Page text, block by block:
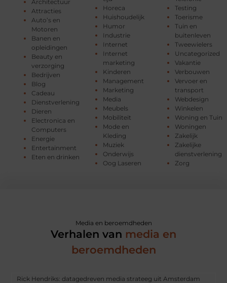
Architectuur
Attracties
Auto’s en
Motoren
Banen en
opleidingen
Beauty en
verzorging
Bedrijven
Blog
Cadeau
Dienstverlening
Dieren
Electronica en
Computers
Energie
Entertainment
Eten en drinken
Horeca
Huishoudelijk
Humor
Industrie
Internet
Internet
marketing
Kinderen
Management
Marketing
Media
Meubels
Mobiliteit
Mode en
Kleding
Muziek
Onderwijs
Oog Laseren
Testing
Toerisme
Tuin en
buitenleven
Tweewielers
Uncategorized
Vakantie
Verbouwen
Vervoer en
transport
Webdesign
Winkelen
Woning en Tuin
Woningen
Zakelijk
Zakelijke
dienstverlening
Zorg
Media en beroemdheden
Verhalen van media en
beroemdheden
Rick Hendriks: datagedreven media strateeg uit Amsterdam